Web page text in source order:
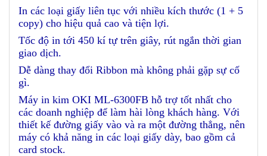
In các loại giấy liên tục với nhiều kích thước (1 + 5
copy) cho hiệu quả cao và tiện lợi.
Tốc độ in tới 450 kí tự trên giây, rút ngắn thời gian
giao dịch.
Dễ dàng thay đổi Ribbon mà không phải gặp sự cố
gì.
Máy in kim OKI ML-6300FB hỗ trợ tốt nhất cho
các doanh nghiệp để làm hài lòng khách hàng. Với
thiết kế đường giấy vào và ra một đường thẳng, nên
máy có khả năng in các loại giấy dày, bao gồm cả
card stock.